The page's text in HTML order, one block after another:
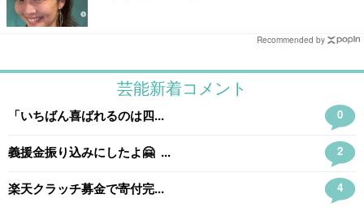
Recommended by